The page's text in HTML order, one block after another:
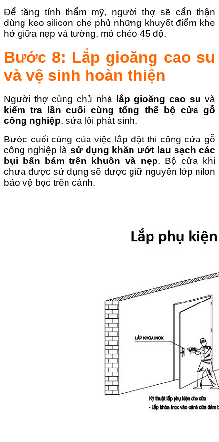
Để tăng tính thẩm mỹ, người thợ sẽ cẩn thận
dùng keo silicon che phủ những khuyết điểm khe
hở giữa nẹp và tường, mỏ chéo 45 độ.
Bước 8: Lắp gioăng cao su
và vệ sinh hoàn thiện
Người thợ cùng chủ nhà lắp gioăng cao su và
kiểm tra lần cuối cùng tổng thể bộ cửa gỗ
công nghiệp, sửa lỗi phát sinh.
Bước cuối cùng của việc lắp đặt thi công cửa gỗ
công nghiệp là sử dụng khăn ướt lau sạch các
bụi bẩn bám trên khuôn và nẹp. Bộ cửa khi
chưa được sử dụng sẽ được giữ nguyên lớp nilon
bảo vệ bọc trên cánh.